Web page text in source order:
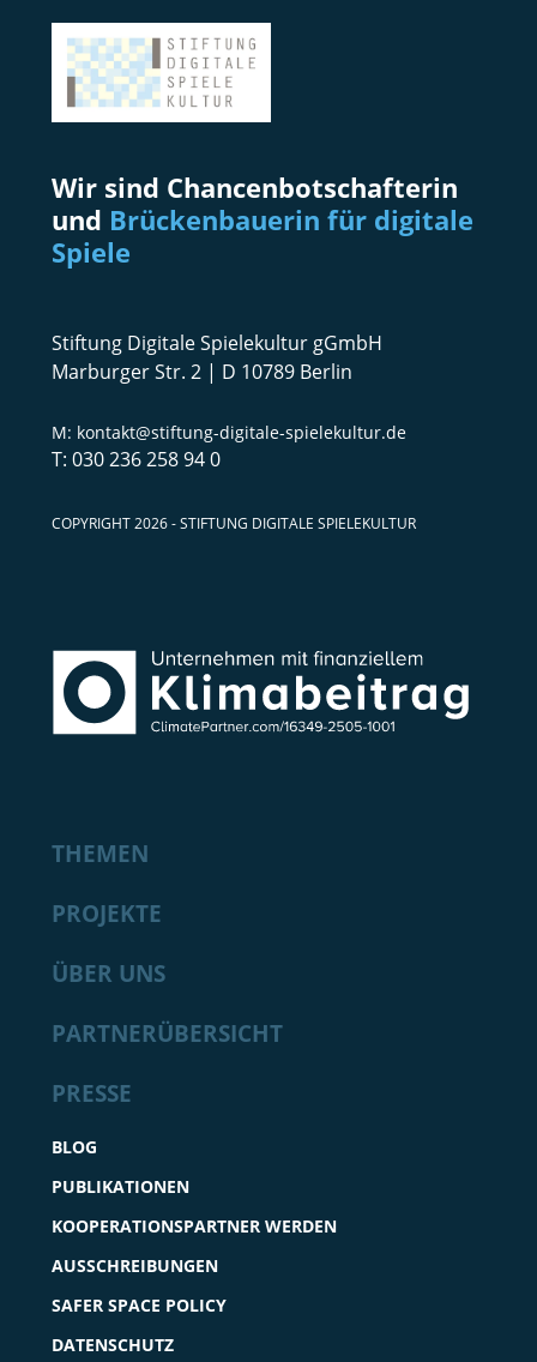
Wir sind Chancenbotschafterin
und Brückenbauerin für digitale
Spiele
Stiftung Digitale Spielekultur gGmbH
Marburger Str. 2 | D 10789 Berlin
kontakt@stiftung-digitale-spielekultur.de
030 236 258 94 0
COPYRIGHT 2026 - STIFTUNG DIGITALE SPIELEKULTUR
THEMEN
PROJEKTE
ÜBER UNS
PARTNERÜBERSICHT
PRESSE
BLOG
PUBLIKATIONEN
KOOPERATIONSPARTNER WERDEN
AUSSCHREIBUNGEN
SAFER SPACE POLICY
DATENSCHUTZ